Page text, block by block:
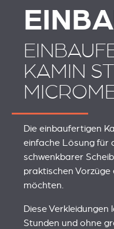
KAMIN
Die einbaufertigen
einfache Lösung für
schwenkbarer
praktischen Vorzüge
möchten.
Diese Verkleidungen
Stunden und ohne